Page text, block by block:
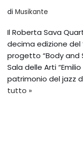
di Musikante
Il Roberta Sava
decima edizione del
progetto “Body and
Sala delle Arti
patrimonio del jazz
tutto »